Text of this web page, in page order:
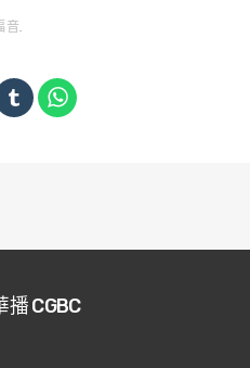
音.
播 CGBC